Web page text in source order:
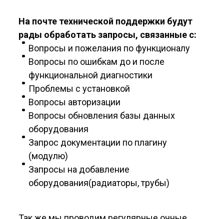
На почте технической поддержки будут
рады обработать запросы, связанные с:
Вопросы и пожелания по функционалу
Вопросы по ошибкам до и после
функциональной диагностики
Проблемы с установкой
Вопросы авторизации
Вопросы обновления базы данных
оборудования
Запрос документации по плагину
(модулю)
Запросы на добавление
оборудования(радиаторы, трубы)